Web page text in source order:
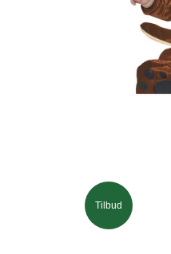
Tilbud